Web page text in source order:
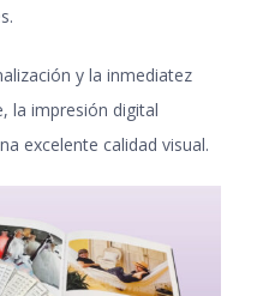
y la inmediatez
la impresión digital
excelente calidad visual.